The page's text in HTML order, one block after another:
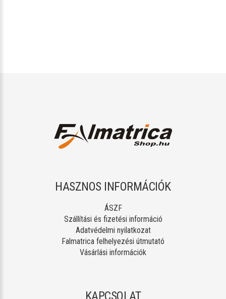
HASZNOS INFORMÁCIÓK
ÁSZF
Szállítási és fizetési információ
Adatvédelmi nyilatkozat
Falmatrica felhelyezési útmutató
Vásárlási információk
KAPCSOLAT